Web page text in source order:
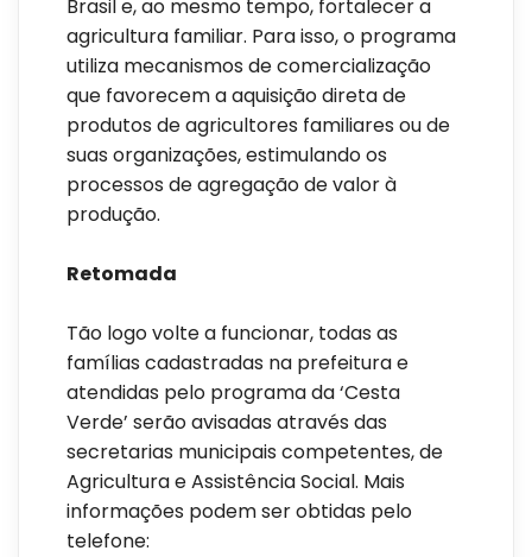
Brasil e, ao mesmo tempo, fortalecer a
agricultura familiar. Para isso, o programa
utiliza mecanismos de comercialização
que favorecem a aquisição direta de
produtos de agricultores familiares ou de
suas organizações, estimulando os
processos de agregação de valor à
produção.
Retomada
Tão logo volte a funcionar, todas as
famílias cadastradas na prefeitura e
atendidas pelo programa da ‘Cesta
Verde’ serão avisadas através das
secretarias municipais competentes, de
Agricultura e Assistência Social. Mais
informações podem ser obtidas pelo
telefone: